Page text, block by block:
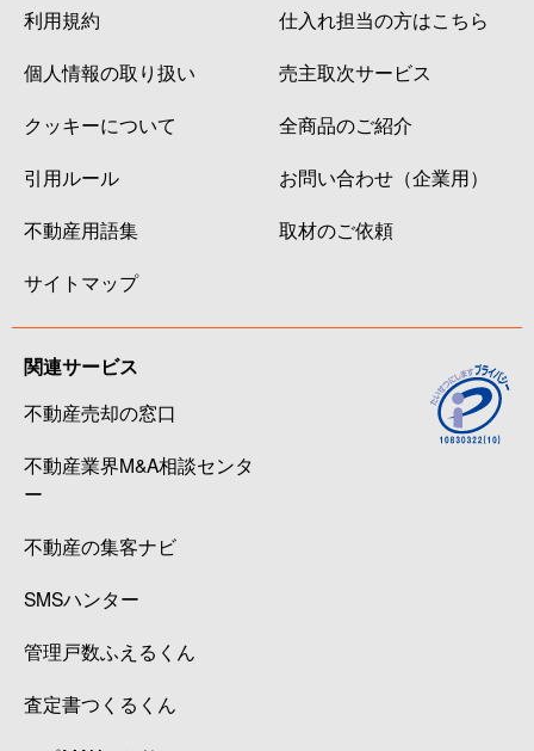
利用規約
個人情報の取り扱い
クッキーについて
引用ルール
不動産用語集
サイトマップ
仕入れ担当の方はこちら
売主取次サービス
全商品のご紹介
お問い合わせ（企業用）
取材のご依頼
関連サービス
不動産売却の窓口
不動産業界M&A相談センタ
ー
不動産の集客ナビ
SMSハンター
管理戸数ふえるくん
査定書つくるくん